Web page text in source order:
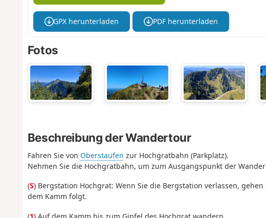
GPX herunterladen PDF herunterladen
Fotos
Beschreibung der Wandertour
Fahren Sie von Oberstaufen zur Hochgratbahn (Parkplatz).
Nehmen Sie die Hochgratbahn, um zum Ausgangspunkt der
(S) Bergstation Hochgrat: Wenn Sie die Bergstation verlassen,
dem Kamm folgt.